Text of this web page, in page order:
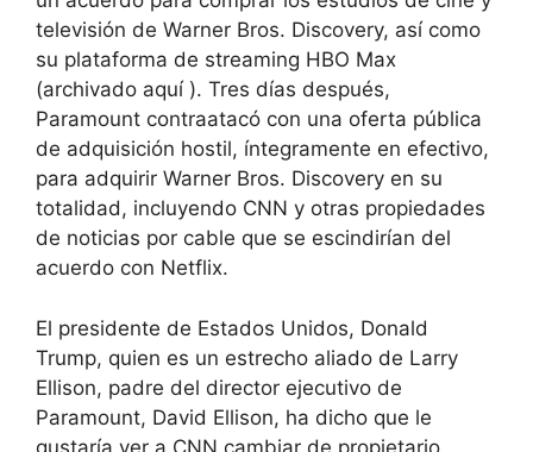
televisión de Warner Bros. Discovery, así como
su plataforma de streaming HBO Max
(archivado aquí ). Tres días después,
Paramount contraatacó con una oferta pública
de adquisición hostil, íntegramente en efectivo,
para adquirir Warner Bros. Discovery en su
totalidad, incluyendo CNN y otras propiedades
de noticias por cable que se escindirían del
acuerdo con Netflix.
El presidente de Estados Unidos, Donald
Trump, quien es un estrecho aliado de Larry
Ellison, padre del director ejecutivo de
Paramount, David Ellison, ha dicho que le
gustaría ver a CNN cambiar de propietario